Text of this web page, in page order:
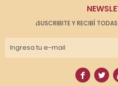
¡SUSCRIBITE Y RECIBÍ
 